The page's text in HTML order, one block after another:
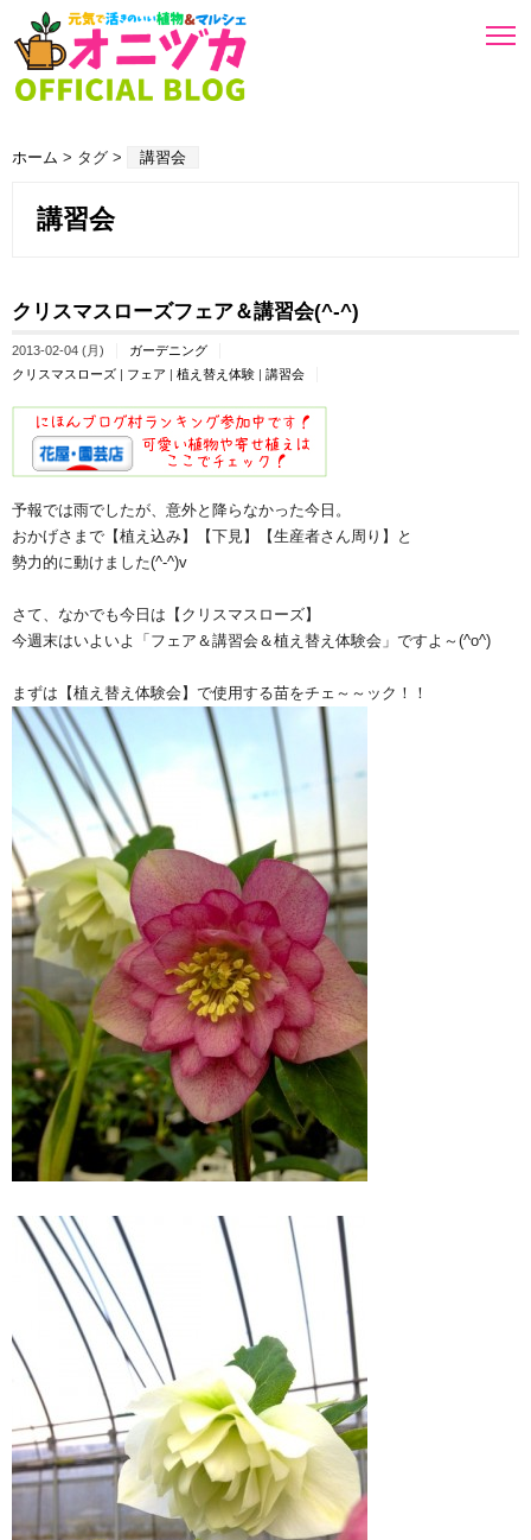
ホーム > タグ > 講習会
講習会
クリスマスローズフェア＆講習会(^-^)
2013-02-04 (月)
ガーデニング
クリスマスローズ | フェア | 植え替え体験 | 講習会
予報では雨でしたが、意外と降らなかった今日。
おかげさまで【植え込み】【下見】【生産者さん周り】と
勢力的に動けました(^-^)v
さて、なかでも今日は【クリスマスローズ】
今週末はいよいよ「フェア＆講習会＆植え替え体験会」ですよ～(^o^)
まずは【植え替え体験会】で使用する苗をチェ～～ック！！